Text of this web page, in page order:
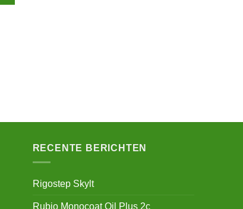
RECENTE BERICHTEN
Rigostep Skylt
Rubio Monocoat Oil Plus 2c